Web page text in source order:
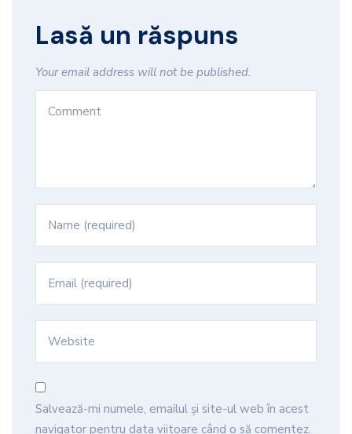
Lasă un răspuns
Your email address will not be published.
Salvează-mi numele, emailul și site-ul web în acest
navigator pentru data viitoare când o să comentez.